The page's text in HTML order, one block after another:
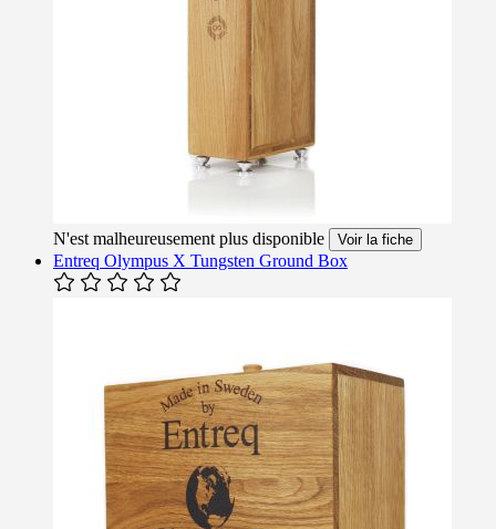
N'est malheureusement plus disponible Voir la fiche
Entreq Olympus X Tungsten Ground Box